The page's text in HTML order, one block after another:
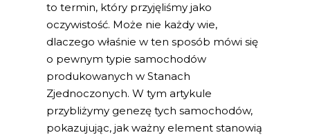
to termin, który przyjęliśmy jako
oczywistość. Może nie każdy wie,
dlaczego właśnie w ten sposób mówi się
o pewnym typie samochodów
produkowanych w Stanach
Zjednoczonych. W tym artykule
przybliżymy genezę tych samochodów,
pokazujując, jak ważny element stanowią